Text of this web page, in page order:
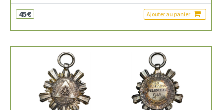
45€ Ajouter au panier